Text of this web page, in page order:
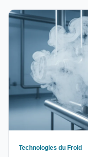
Technologies du Froid